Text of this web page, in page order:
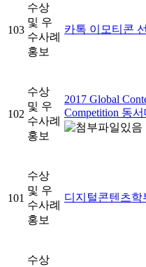
103
수상
및 우
수사례
홍보
카톡 이모티콘
102
수상
및 우
수사례
홍보
2017 Global
Competition 동
101
수상
및 우
수사례
홍보
디지털콘텐츠학
수상